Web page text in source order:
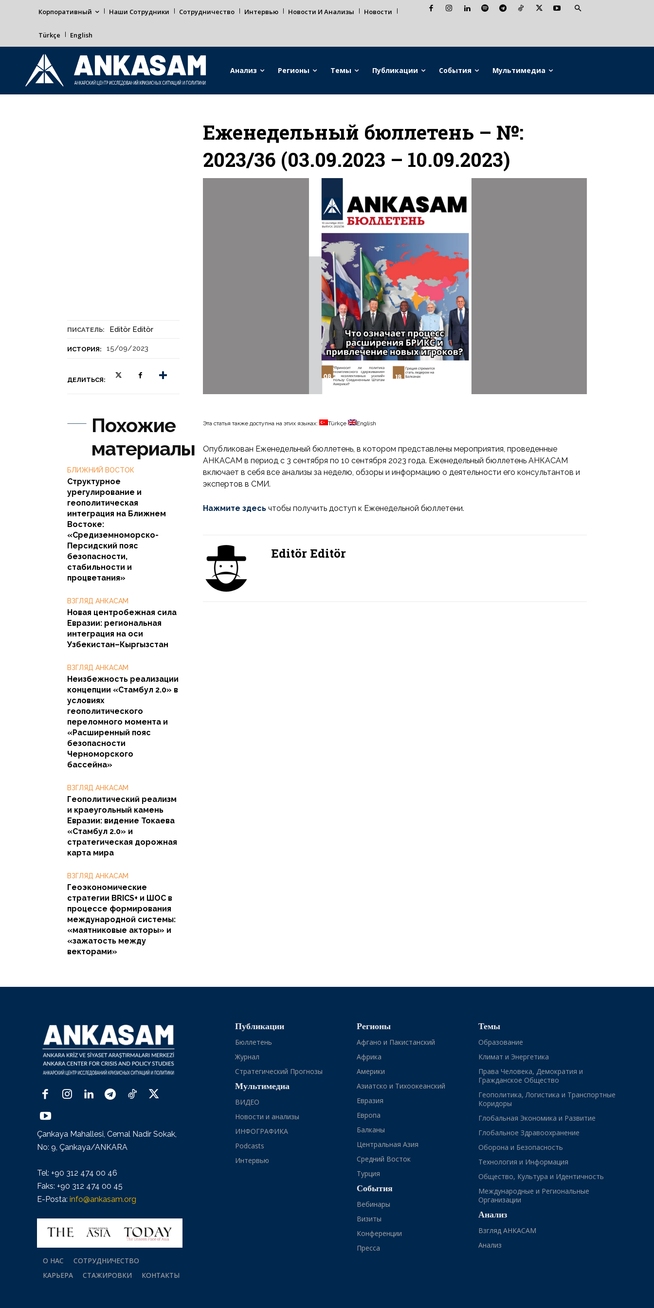
Корпоративный Наши Сотрудники Сотрудничество Интервью Новости И Анализы Новости
Türkçe English
Анализ Регионы Темы Публикации События Мультимедиа
ПИСАТЕЛЬ: Editör Editör
ИСТОРИЯ: 15/09/2023
ДЕЛИТЬСЯ:
Еженедельный бюллетень – №:
2023/36 (03.09.2023 – 10.09.2023)
Похожие
материалы
БЛИЖНИЙ ВОСТОК
Структурное
урегулирование и
геополитическая
интеграция на Ближнем
Востоке:
«Средиземноморско-
Персидский пояс
безопасности,
стабильности и
процветания»
ВЗГЛЯД АНКАСАМ
Новая центробежная сила
Евразии: региональная
интеграция на оси
Узбекистан–Кыргызстан
ВЗГЛЯД АНКАСАМ
Неизбежность реализации
концепции «Стамбул 2.0» в
условиях
геополитического
переломного момента и
«Расширенный пояс
безопасности
Черноморского
бассейна»
ВЗГЛЯД АНКАСАМ
Геополитический реализм
и краеугольный камень
Евразии: видение Токаева
«Стамбул 2.0» и
стратегическая дорожная
карта мира
ВЗГЛЯД АНКАСАМ
Геоэкономические
стратегии BRICS+ и ШОС в
процессе формирования
международной системы:
«маятниковые акторы» и
«зажатость между
векторами»
Эта статья также доступна на этих языках: Türkçe English
Опубликован Еженедельный бюллетень, в котором представлены мероприятия, проведенные
АНКАСАМ в период с 3 сентября по 10 сентября 2023 года. Еженедельный бюллетень АНКАСАМ
включает в себя все анализы за неделю, обзоры и информацию о деятельности его консультантов и
экспертов в СМИ.
Нажмите здесь чтобы получить доступ к Еженедельной бюллетени.
Editör Editör
Çankaya Mahallesi, Cemal Nadir Sokak,
No: 9, Çankaya/ANKARA
Tel: +90 312 474 00 46
Faks: +90 312 474 00 45
E-Posta: info@ankasam.org
О НАС
СОТРУДНИЧЕСТВО
КАРЬЕРА
СТАЖИРОВКИ КОНТАКТЫ
Публикации
Бюллетень
Журнал
Стратегический Прогнозы
Мультимедиа
ВИДЕО
Новости и анализы
ИНФОГРАФИКА
Podcasts
Интервью
Регионы
Афгано и Пакистанский
Африка
Америки
Азиатско и Тихоокеанский
Евразия
Европа
Балканы
Центральная Азия
Средний Восток
Турция
События
Вебинары
Визиты
Конференции
Пресса
Темы
Образование
Климат и Энергетика
Права Человека, Демократия и
Гражданское Общество
Геополитика, Логистика и Транспортные
Коридоры
Глобальная Экономика и Развитие
Глобальное Здравоохранение
Оборона и Безопасность
Технология и Информация
Общество, Культура и Идентичность
Международные и Региональные
Организации
Анализ
Взгляд АНКАСАМ
Анализ